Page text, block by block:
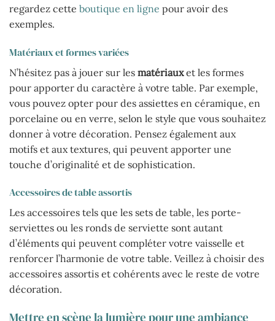
regardez cette boutique en ligne pour avoir des
exemples.
Matériaux et formes variées
N’hésitez pas à jouer sur les matériauxet les formes
pour apporter du caractère à votre table. Par exemple,
vous pouvez opter pour des assiettes en céramique, en
porcelaine ou en verre, selon le style que vous souhaitez
donner à votre décoration. Pensez également aux
motifs et aux textures, qui peuvent apporter une
touche d’originalité et de sophistication.
Accessoires de table assortis
Les accessoires tels que les sets de table, les porte-
serviettes ou les ronds de serviette sont autant
d’éléments qui peuvent compléter votre vaisselle et
renforcer l’harmonie de votre table. Veillez à choisir des
accessoires assortis et cohérents avec le reste de votre
décoration.
Mettre en scène la lumière pour une ambiance